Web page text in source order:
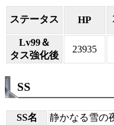
ステータス HP
Lv99＆
タス強化後
23935
SS
SS名
静かなる雪の